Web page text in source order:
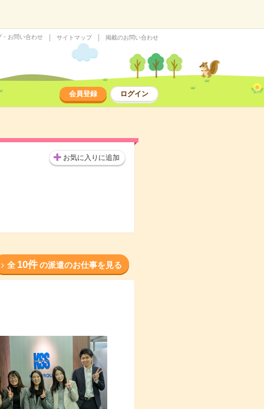
・お問い合わせ サイトマップ 掲載のお問い合わせ
会員登録 ログイン
お気に入りに追加
全 10件 の派遣のお仕事を見る